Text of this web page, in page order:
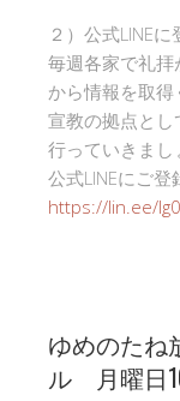
２）公式LINE
毎週各家で礼拝
から情報を取得
宣教の拠点と
行っていきまし
公式LINEにご登
https://lin.ee/
ゆめのた
ル 月曜日